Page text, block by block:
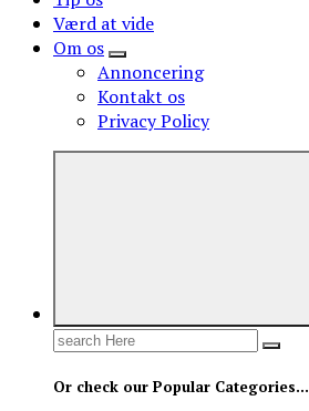
Værd at vide
Om os
Annoncering
Kontakt os
Privacy Policy
Search
Or check our Popular Categories...